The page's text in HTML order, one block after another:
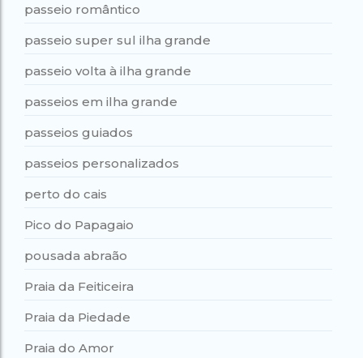
passeio romântico
passeio super sul ilha grande
passeio volta à ilha grande
passeios em ilha grande
passeios guiados
passeios personalizados
perto do cais
Pico do Papagaio
pousada abraão
Praia da Feiticeira
Praia da Piedade
Praia do Amor